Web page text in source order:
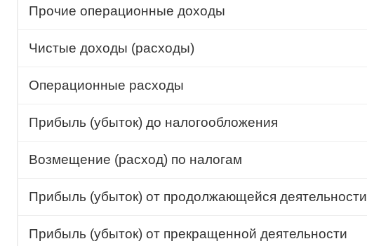
Прочие операционные доходы
Чистые доходы (расходы)
Операционные расходы
Прибыль (убыток) до налогообложения
Возмещение (расход) по налогам
Прибыль (убыток) от продолжающейся деятельности
Прибыль (убыток) от прекращенной деятельности